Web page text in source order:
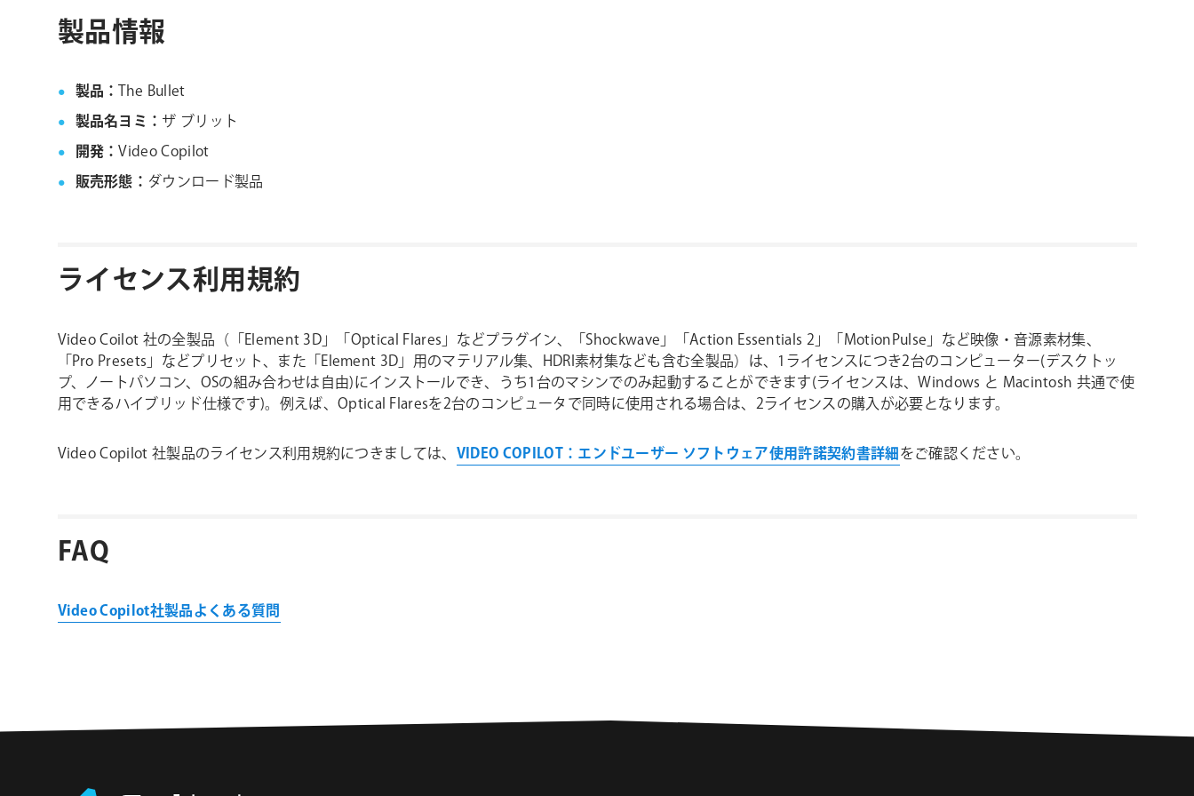
製品情報
製品：The Bullet
製品名ヨミ： ザ ブリット
開発：Video Copilot
販売形態： ダウンロード製品
ライセンス利用規約
Video Coilot 社の全製品（「Element 3D」「Optical Flares」などプラグイン、「Shockwave」「Action Essentials 2」「MotionPulse」など映像・音源素材集、
「Pro Presets」などプリセット、また「Element 3D」用のマテリアル集、HDRI素材集なども含む全製品）は、1ライセンスにつき2台のコンピューター(デスクトッ
プ、ノートパソコン、OSの組み合わせは自由)にインストールでき、うち1台のマシンでのみ起動することができます(ライセンスは、Windows と Macintosh 共通で使
用できるハイブリッド仕様です)。例えば、Optical Flaresを2台のコンピュータで同時に使用される場合は、2ライセンスの購入が必要となります。
Video Copilot 社製品のライセンス利用規約につきましては、 VIDEO COPILOT：エンドユーザー ソフトウェア使用許諾契約書詳細をご確認ください。
FAQ
Video Copilot社製品よくある質問